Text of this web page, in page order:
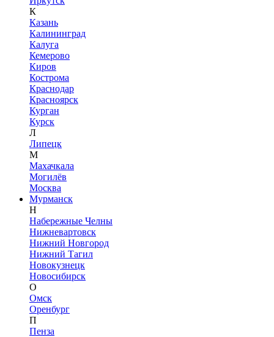
К
Казань
Калининград
Калуга
Кемерово
Киров
Кострома
Краснодар
Красноярск
Курган
Курск
Л
Липецк
М
Махачкала
Могилёв
Москва
Мурманск
Н
Набережные Челны
Нижневартовск
Нижний Новгород
Нижний Тагил
Новокузнецк
Новосибирск
О
Омск
Оренбург
П
Пенза